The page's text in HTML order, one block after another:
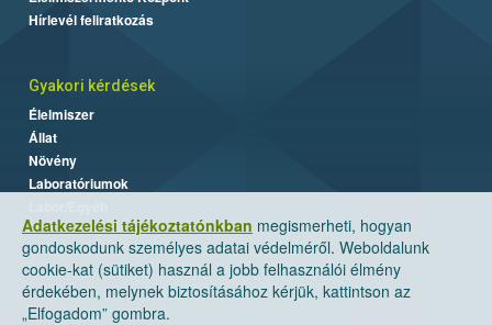
Adatkezelési tájékoztatónkban megismerheti, hogyan
gondoskodunk személyes adatai védelméről. Weboldalunk
cookie-kat (sütiket) használ a jobb felhasználói élmény
érdekében, melynek biztosításához kérjük, kattintson az
„Elfogadom” gombra.
Hírlevél feliratkozás
Gyakori kérdések
Élelmiszer
Állat
Növény
Laboratóriumok